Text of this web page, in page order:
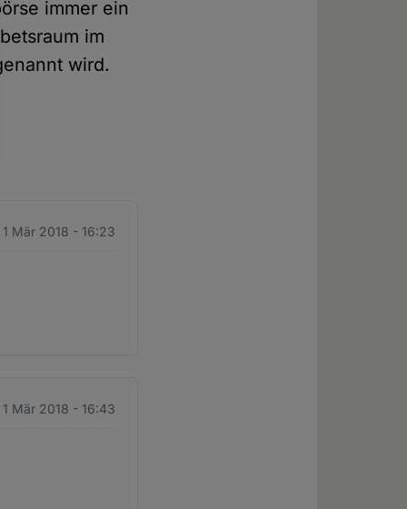
immer ein
im
wird.
1 Mär 2018 - 16:23
1 Mär 2018 - 16:43